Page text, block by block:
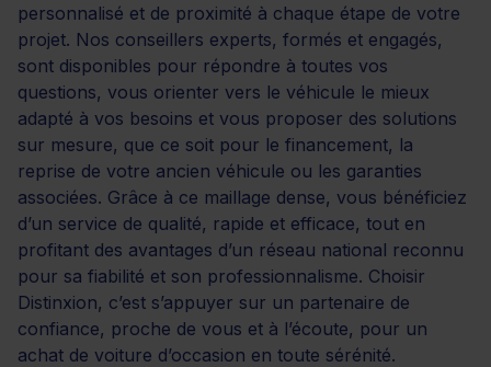
personnalisé et de proximité à chaque étape de votre
projet. Nos conseillers experts, formés et engagés,
sont disponibles pour répondre à toutes vos
questions, vous orienter vers le véhicule le mieux
adapté à vos besoins et vous proposer des solutions
sur mesure, que ce soit pour le financement, la
reprise de votre ancien véhicule ou les garanties
associées. Grâce à ce maillage dense, vous bénéficiez
d’un service de qualité, rapide et efficace, tout en
profitant des avantages d’un réseau national reconnu
pour sa fiabilité et son professionnalisme. Choisir
Distinxion, c’est s’appuyer sur un partenaire de
confiance, proche de vous et à l’écoute, pour un
achat de voiture d’occasion en toute sérénité.